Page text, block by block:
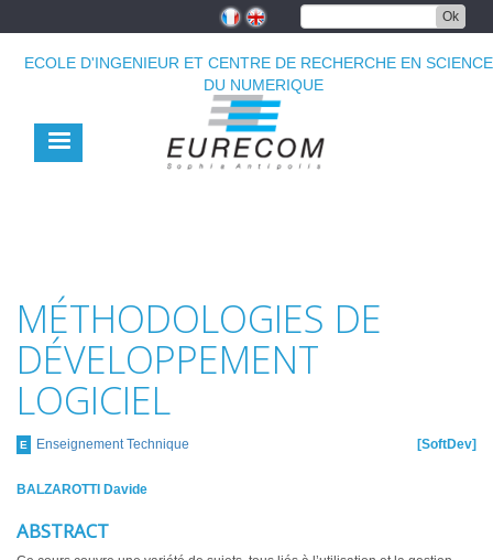
principal
Ok
ECOLE D'INGENIEUR ET CENTRE DE RECHERCHE EN
DU NUMERIQUE
MÉTHODOLOGIES DE
DÉVELOPPEMENT
LOGICIEL
E Enseignement Technique SoftDev
BALZAROTTI Davide
ABSTRACT